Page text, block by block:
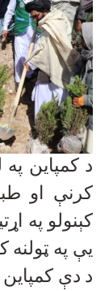
د کمپاین
کرنې او
کېنولو په
یې په
د دې